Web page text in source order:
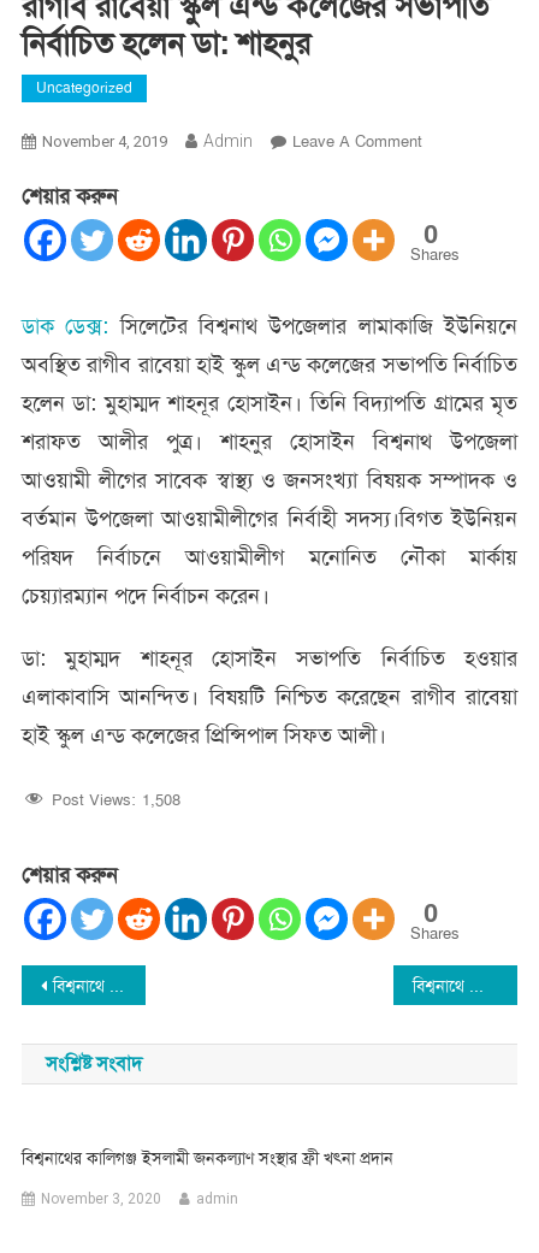
নির্বাচিত হলেন ডা: শাহনুর
Uncategorized
November 4, 2019 Admin Leave A CommentOn
স্কুল
এন্ড
নির্বাচিত
হলেন
শাহনুর
শেয়ার করুন
0
Shares
ডাক ডেক্স:সিলেটের বিশ্বনাথ উপজেলার লামাকাজি ইউনিয়নে
অবস্থিত রাগীব রাবেয়া হাই স্কুল এন্ড কলেজের সভাপতি নির্বাচিত
হলেন ডা: মুহাম্মদ শাহনূর হোসাইন। তিনি বিদ্যাপতি গ্রামের মৃত
শরাফত আলীর পুত্র। শাহনুর হোসাইন বিশ্বনাথ উপজেলা
আওয়ামী লীগের সাবেক স্বাস্থ্য ও জনসংখ্যা বিষয়ক সম্পাদক ও
বর্তমান উপজেলা আওয়ামীলীগের নির্বাহী সদস্য।বিগত ইউনিয়ন
পরিষদ নির্বাচনে আওয়ামীলীগ মনোনিত নৌকা মার্কায়
চেয়্যারম্যান পদে নির্বাচন করেন।
ডা: মুহাম্মদ শাহনূর হোসাইন সভাপতি নির্বাচিত হওয়ার
এলাকাবাসি আনন্দিত। বিষয়টি নিশ্চিত করেছেন রাগীব রাবেয়া
হাই স্কুল এন্ড কলেজের প্রিন্সিপাল সিফত আলী।
Post Views: 1,508
শেয়ার করুন
0
Shares
Post
navigation
বিশ্বনাথে মাজারের ভুমি নিয়ে বিরোধ : মাদরাসা সুপারের বিরুদ্ধে চাঁদাবাজির মামলা বিশ্বনাথে চোরদের হাত থেকে ৪টি গরু উদ্ধার করলেন গ্রামবাসি
সংশ্লিষ্ট সংবাদ
বিশ্বনাথের কালিগঞ্জ ইসলামী জনকল্যাণ সংস্থার ফ্রী খৎনা প্রদান
November 3, 2020 admin